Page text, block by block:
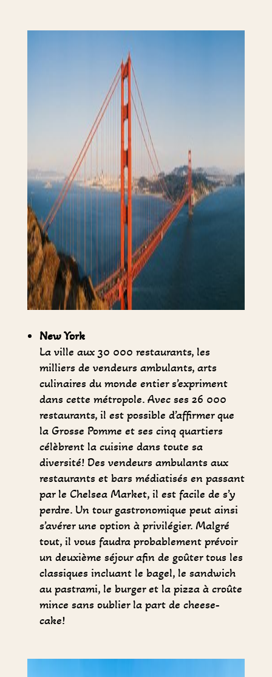
New York
La ville aux 30 000 restaurants, les
milliers de vendeurs ambulants, arts
culinaires du monde entier s’expriment
dans cette métropole. Avec ses 26 000
restaurants, il est possible d’affirmer que
la Grosse Pomme et ses cinq quartiers
célèbrent la cuisine dans toute sa
diversité! Des vendeurs ambulants aux
restaurants et bars médiatisés en passant
par le Chelsea Market, il est facile de s’y
perdre. Un tour gastronomique peut ainsi
s’avérer une option à privilégier. Malgré
tout, il vous faudra probablement prévoir
un deuxième séjour afin de goûter tous les
classiques incluant le bagel, le sandwich
au pastrami, le burger et la pizza à croûte
mince sans oublier la part de cheese-
cake!